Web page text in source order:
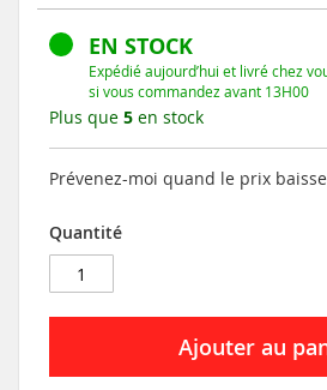
EN STOCK
Expédié aujourd’hui et livré chez
si vous commandez avant 13H00
Plus que 5 en stock
Prévenez-moi quand le prix baisse
Quantité
Ajouter au